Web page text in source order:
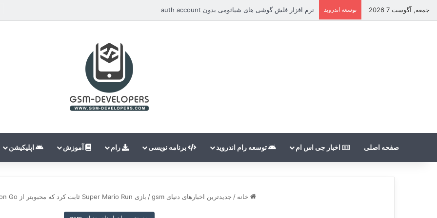
جمعه, آگوست 7 2026 توسعه اندروید نرم افزار فلش گوشی های شیائومی بدون auth account
صفحه اصلی اخبار جی اس ام توسعه رام اندروید برنامه نویسی رام آموزش اپلیکیشن
خانه / جدیدترین اخبارهای دنیای gsm / بازی Super Mario Run ثابت کرد که محبوبتر از Pokemon Go است